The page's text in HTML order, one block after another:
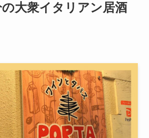
大衆イタリアン居酒